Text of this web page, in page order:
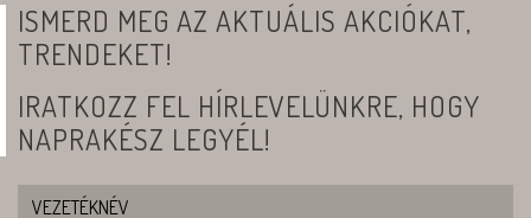
ISMERD MEG AZ AKTUÁLIS AKCIÓKAT,
TRENDEKET!
IRATKOZZ FEL HÍRLEVELÜNKRE, HOGY
NAPRAKÉSZ LEGYÉL!